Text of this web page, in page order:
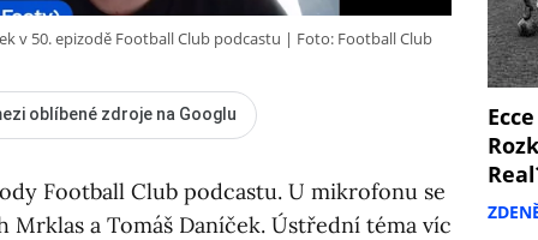
v 50. epizodě Football Club podcastu Foto: Football Club
oblíbené zdroje na Googlu
Football Club podcastu. U mikrofonu se
Mrklas a Tomáš Daníček. Ústřední téma víc